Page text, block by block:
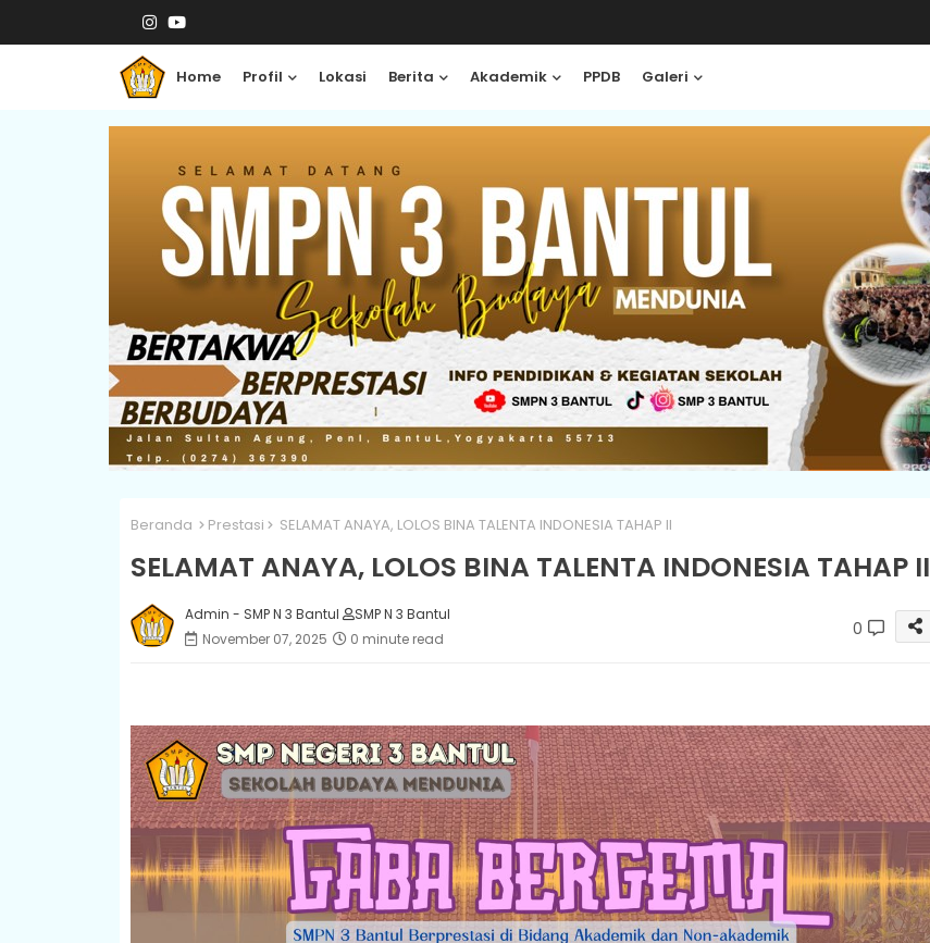
Home Profil Lokasi Berita Akademik PPDB Galeri
Beranda Prestasi SELAMAT ANAYA, LOLOS BINA TALENTA INDONESIA TAHAP II
SELAMAT ANAYA, LOLOS BINA TALENTA INDONESIA TAHAP II
Admin - SMP N 3 Bantul
SMP N 3 Bantul
November 07, 2025
0 minute read 0